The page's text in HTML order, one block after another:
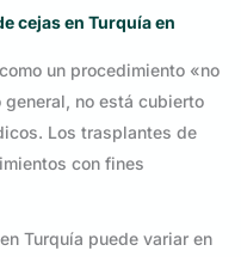
cejas en Turquía en
un procedimiento «no
no está cubierto
Los trasplantes de
con fines
Turquía puede variar en